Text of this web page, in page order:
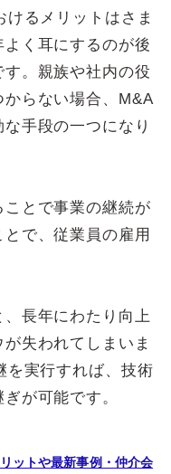
るメリットはさま
く耳にするのが後
。親族や社内の役
らない場合、M&A
手段の一つになり
とで事業の継続が
で、従業員の雇用
長年にわたり向上
失われてしまいま
を実行すれば、技術
が可能です。
ットや最新事例・仲介会